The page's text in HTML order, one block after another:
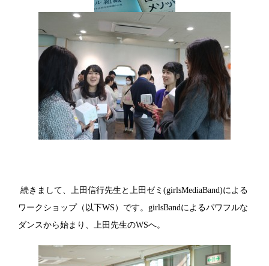
続きまして、上田信行先生と上田ゼミ (girlsMediaBand)による
ワークショップ（以下WS ） です。 girlsBandによるパワフルな
ダンスから始まり、上田先生のWSへ。